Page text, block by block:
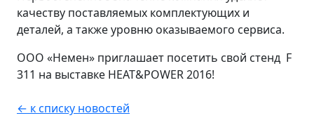
качеству поставляемых комплектующих и
деталей, а также уровню оказываемого сервиса.
ООО «Немен» приглашает посетить свой стенд F
311 на выставке HEAT&POWER 2016!
← к списку новостей